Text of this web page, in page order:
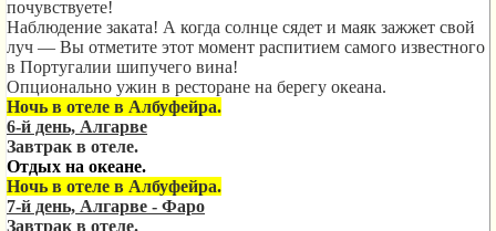
почувствуете!
Наблюдение заката! А когда солнце сядет и маяк зажжет свой
луч — Вы отметите этот момент распитием самого известного
в Португалии шипучего вина!
Опционально ужин в ресторане на берегу океана.
Ночь в отеле в Албуфейра.
6-й день, Алгарве
Завтрак в отеле.
Отдых на океане.
Ночь в отеле в Албуфейра.
7-й день, Алгарве - Фаро
Завтрак в отеле.